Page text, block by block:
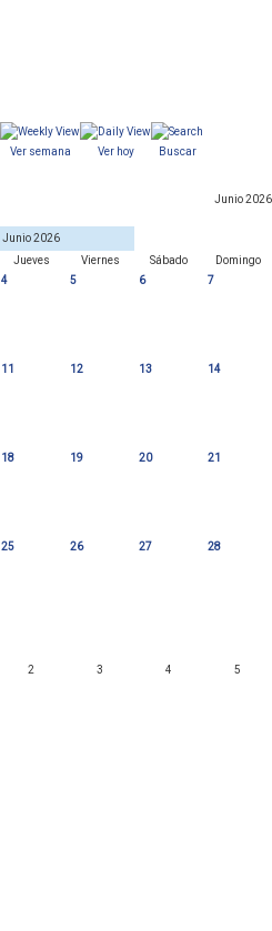
Ver semana Ver hoy Buscar
Junio 2026
Junio 2026
Jueves Viernes Sábado
Domingo
4 5 6 7
11 12 13 14
18 19 20 21
25 26 27 28
2 3 4 5